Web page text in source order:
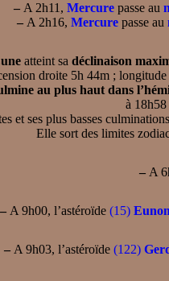
–A 2h11, Mercurepasse au
–A 2h16, Mercurepasse au
atteint sa déclinaison
droite 5h 44m ;
au plus haut dans
à
et ses plus basses
Elle sort des limites
– A
–A 9h00, l’astéroïde (15)
– A 9h03, l’astéroïde (122)